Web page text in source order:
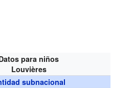
para niños
Louvières
subnacional